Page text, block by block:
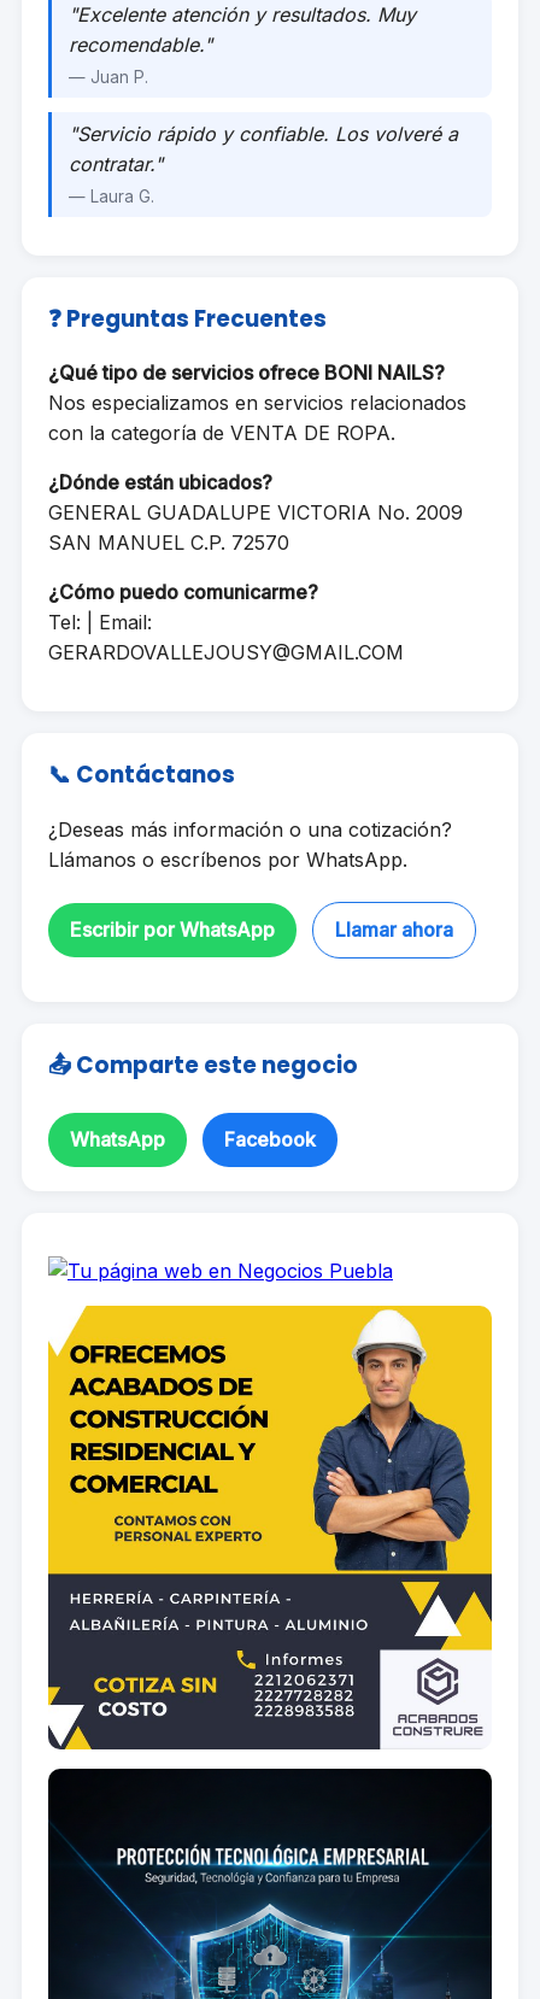
"Excelente atención y resultados. Muy
recomendable."
— Juan P.
"Servicio rápido y confiable. Los volveré a
contratar."
— Laura G.
❓ Preguntas Frecuentes
¿Qué tipo de servicios ofrece BONI NAILS?
Nos especializamos en servicios relacionados
con la categoría de VENTA DE ROPA.
¿Dónde están ubicados?
GENERAL GUADALUPE VICTORIA No. 2009
SAN MANUEL C.P. 72570
¿Cómo puedo comunicarme?
Tel: | Email:
GERARDOVALLEJOUSY@GMAIL.COM
📞 Contáctanos
¿Deseas más información o una cotización?
Llámanos o escríbenos por WhatsApp.
Escribir por WhatsApp Llamar ahora
📤 Comparte este negocio
WhatsApp Facebook